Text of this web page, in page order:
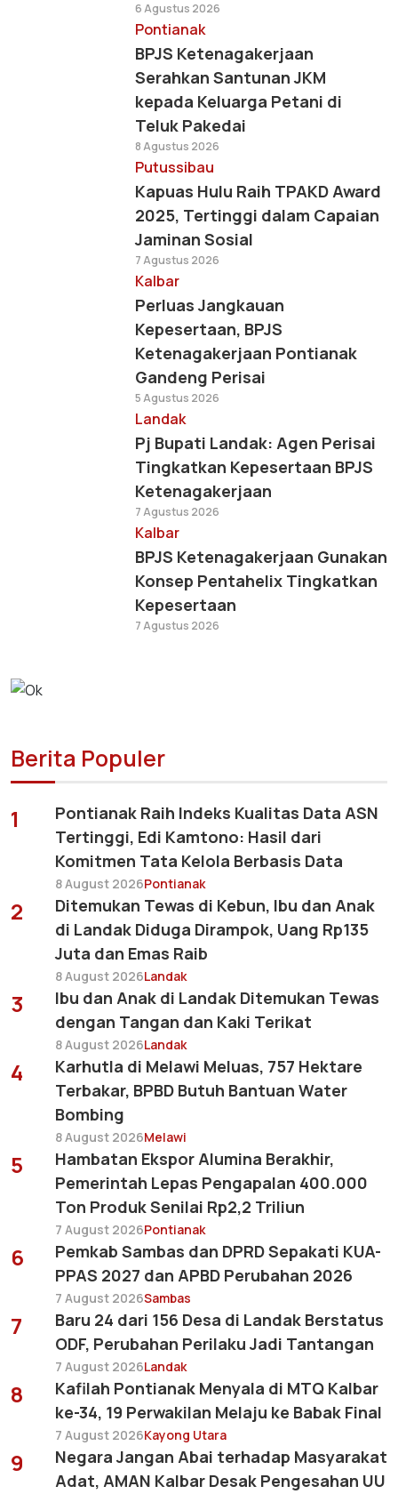
6 Agustus 2026
Pontianak
BPJS Ketenagakerjaan
Serahkan Santunan JKM
kepada Keluarga Petani di
Teluk Pakedai
8 Agustus 2026
Putussibau
Kapuas Hulu Raih TPAKD Award
2025, Tertinggi dalam Capaian
Jaminan Sosial
7 Agustus 2026
Kalbar
Perluas Jangkauan
Kepesertaan, BPJS
Ketenagakerjaan Pontianak
Gandeng Perisai
5 Agustus 2026
Landak
Pj Bupati Landak: Agen Perisai
Tingkatkan Kepesertaan BPJS
Ketenagakerjaan
7 Agustus 2026
Kalbar
BPJS Ketenagakerjaan Gunakan
Konsep Pentahelix Tingkatkan
Kepesertaan
7 Agustus 2026
Berita Populer
1
Pontianak Raih Indeks Kualitas Data ASN
Tertinggi, Edi Kamtono: Hasil dari
Komitmen Tata Kelola Berbasis Data
8 August 2026Pontianak
2
Ditemukan Tewas di Kebun, Ibu dan Anak
di Landak Diduga Dirampok, Uang Rp135
Juta dan Emas Raib
8 August 2026Landak
3
Ibu dan Anak di Landak Ditemukan Tewas
dengan Tangan dan Kaki Terikat
8 August 2026Landak
4
Karhutla di Melawi Meluas, 757 Hektare
Terbakar, BPBD Butuh Bantuan Water
Bombing
8 August 2026Melawi
5
Hambatan Ekspor Alumina Berakhir,
Pemerintah Lepas Pengapalan 400.000
Ton Produk Senilai Rp2,2 Triliun
7 August 2026Pontianak
6
Pemkab Sambas dan DPRD Sepakati KUA-
PPAS 2027 dan APBD Perubahan 2026
7 August 2026Sambas
7
Baru 24 dari 156 Desa di Landak Berstatus
ODF, Perubahan Perilaku Jadi Tantangan
7 August 2026Landak
8
Kafilah Pontianak Menyala di MTQ Kalbar
ke-34, 19 Perwakilan Melaju ke Babak Final
7 August 2026Kayong Utara
9
Negara Jangan Abai terhadap Masyarakat
Adat, AMAN Kalbar Desak Pengesahan UU